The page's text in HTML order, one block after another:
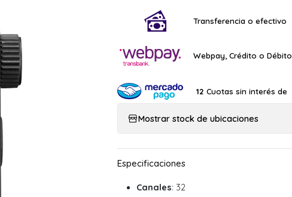
Transferencia o efectivo
Webpay, Crédito o Débito
12 Cuotas sin interés de
Mostrar stock de ubicaciones
Canales: 32